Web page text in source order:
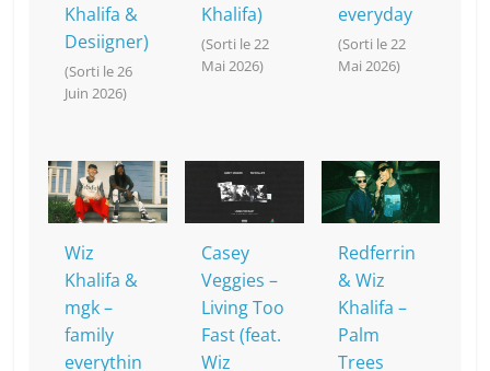
Khalifa &
Desiigner)
(Sorti le 26
Juin 2026)
Khalifa)
(Sorti le 22
Mai 2026)
everyday
(Sorti le 22
Mai 2026)
Wiz
Khalifa &
mgk –
family
everythin
Casey
Veggies –
Living Too
Fast (feat.
Wiz
Redferrin
& Wiz
Khalifa –
Palm
Trees